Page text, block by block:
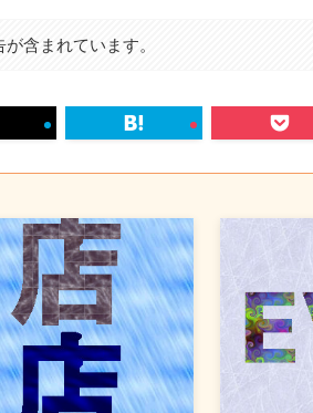
含まれています。